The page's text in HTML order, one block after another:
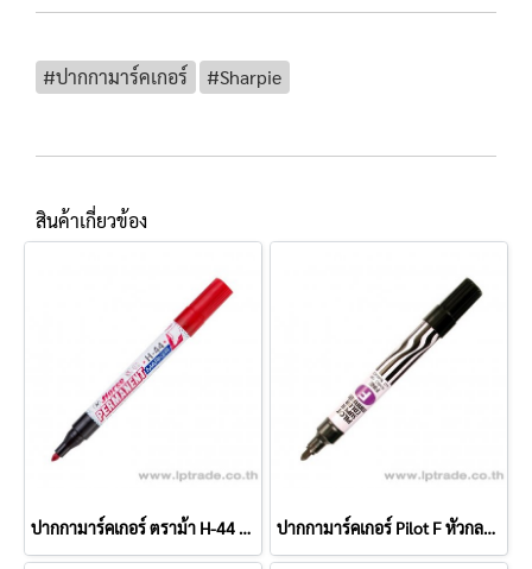
#ปากกามาร์คเกอร์ #Sharpie
สินค้าเกี่ยวข้อง
ปากกามาร์คเกอร์ ตราม้า H-44 สีแดง ปากกามาร์คเกอร์ Pilot F หัวกลม สีดำ